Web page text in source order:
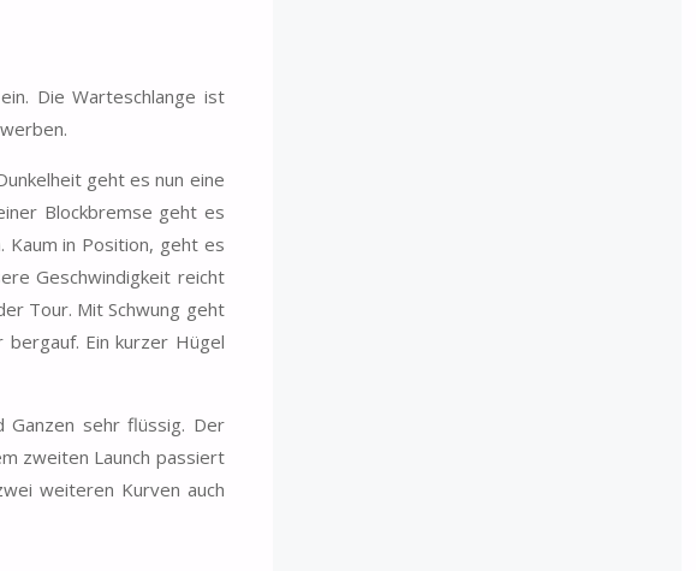
Die Warteschlange ist
geht es nun eine
Blockbremse geht es
Kaum in Position, geht es
Geschwindigkeit reicht
Tour. Mit Schwung geht
Ein kurzer Hügel
sehr flüssig. Der
zweiten Launch passiert
weiteren Kurven auch